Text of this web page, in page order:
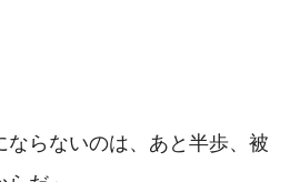
ならないのは、あと半歩、被